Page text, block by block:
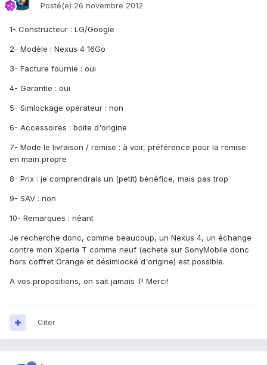
Posté(e) 26 novembre 2012
1- Constructeur : LG/Google
2- Modèle : Nexus 4 16Go
3- Facture fournie : oui
4- Garantie : oui
5- Simlockage opérateur : non
6- Accessoires : boite d'origine
7- Mode le livraison / remise : à voir, préférence pour la remise
en main propre
8- Prix : je comprendrais un (petit) bénéfice, mais pas trop
9- SAV : non
10- Remarques : néant
Je recherche donc, comme beaucoup, un Nexus 4, un échange
contre mon Xperia T comme neuf (acheté sur SonyMobile donc
hors coffret Orange et désimlocké d'origine) est possible.
A vos propositions, on sait jamais :P Merci!
Citer